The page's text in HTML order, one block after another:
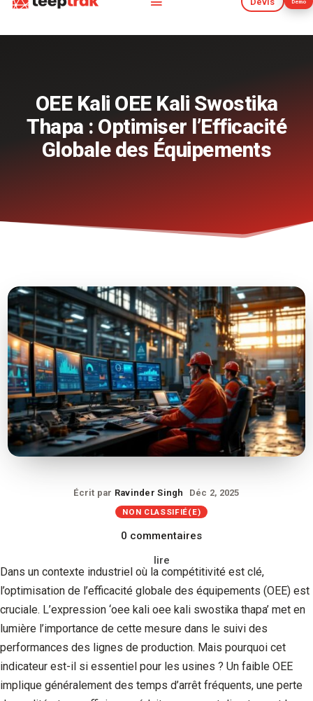
Démo
Devis Démo
OEE Kali OEE Kali Swostika
Thapa : Optimiser l’Efficacité
Globale des Équipements
Écrit par Ravinder Singh Déc 2, 2025
NON CLASSIFIÉ(E)
0 commentaires
lire
Dans un contexte industriel où la compétitivité est clé,
l’optimisation de l’efficacité globale des équipements (OEE) est
cruciale. L’expression ‘oee kali oee kali swostika thapa’ met en
lumière l’importance de cette mesure dans le suivi des
performances des lignes de production. Mais pourquoi cet
indicateur est-il si essentiel pour les usines ? Un faible OEE
implique généralement des temps d’arrêt fréquents, une perte